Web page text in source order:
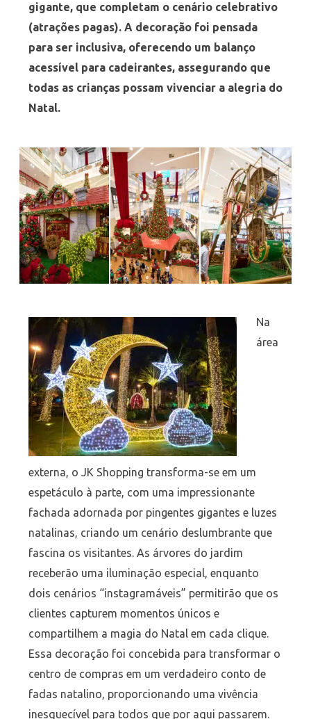
gigante, que completam o cenário celebrativo
(atrações pagas). A decoração foi pensada
para ser inclusiva, oferecendo um balanço
acessível para cadeirantes, assegurando que
todas as crianças possam vivenciar a alegria do
Natal.
Na
área
externa, o JK Shopping transforma-se em um
espetáculo à parte, com uma impressionante
fachada adornada por pingentes gigantes e luzes
natalinas, criando um cenário deslumbrante que
fascina os visitantes. As árvores do jardim
receberão uma iluminação especial, enquanto
dois cenários “instagramáveis” permitirão que os
clientes capturem momentos únicos e
compartilhem a magia do Natal em cada clique.
Essa decoração foi concebida para transformar o
centro de compras em um verdadeiro conto de
fadas natalino, proporcionando uma vivência
inesquecível para todos que por aqui passarem.